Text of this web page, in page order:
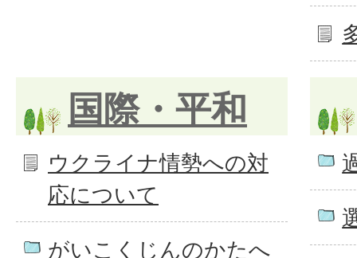
国際・平和
ウクライナ情勢への対
応について
がいこくじんのかたへ